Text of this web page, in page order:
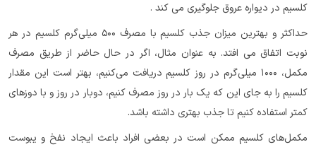
کلسیم در دیواره عروق جلوگیری می کند .
حداکثر و بهترین میزان جذب کلسیم با مصرف ۵۰۰ میلی‌گرم کلسیم در هر
نوبت اتفاق می افتد. به عنوان مثال، اگر در حال حاضر از طریق مصرف
مکمل، ۱۰۰۰ میلی‌گرم در روز کلسیم دریافت می‌کنیم، بهتر است این مقدار
کلسیم را به جای این که یک بار در روز مصرف کنیم، دوبار در روز و با دوزهای
کمتر استفاده کنیم تا جذب بهتری داشته‌ باشد.
مکمل‌های کلسیم ممکن است در بعضی افراد باعث ایجاد نفخ و یبوست